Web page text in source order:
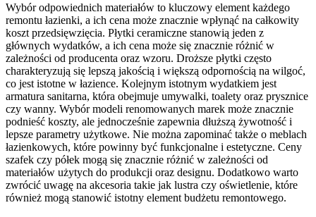
Wybór odpowiednich materiałów to kluczowy element każdego
remontu łazienki, a ich cena może znacznie wpłynąć na całkowity
koszt przedsięwzięcia. Płytki ceramiczne stanowią jeden z
głównych wydatków, a ich cena może się znacznie różnić w
zależności od producenta oraz wzoru. Droższe płytki często
charakteryzują się lepszą jakością i większą odpornością na wilgoć,
co jest istotne w łazience. Kolejnym istotnym wydatkiem jest
armatura sanitarna, która obejmuje umywalki, toalety oraz prysznice
czy wanny. Wybór modeli renomowanych marek może znacznie
podnieść koszty, ale jednocześnie zapewnia dłuższą żywotność i
lepsze parametry użytkowe. Nie można zapominać także o meblach
łazienkowych, które powinny być funkcjonalne i estetyczne. Ceny
szafek czy półek mogą się znacznie różnić w zależności od
materiałów użytych do produkcji oraz designu. Dodatkowo warto
zwrócić uwagę na akcesoria takie jak lustra czy oświetlenie, które
również mogą stanowić istotny element budżetu remontowego.